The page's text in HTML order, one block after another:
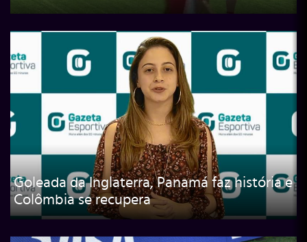
Goleada da Inglaterra, Panamá faz história e
Colômbia se recupera